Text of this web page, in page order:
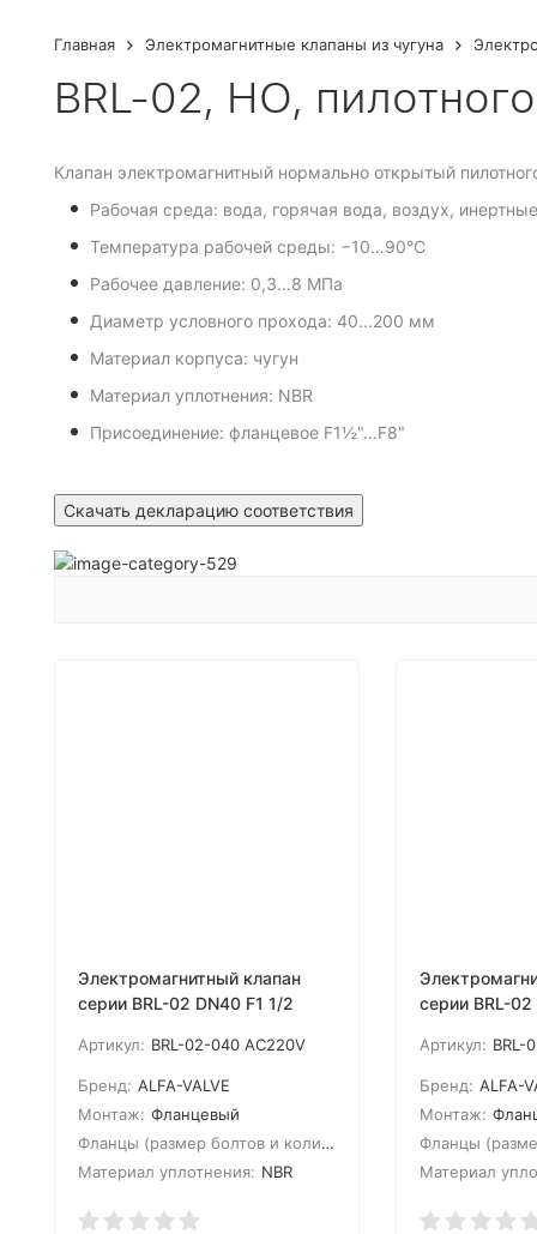
Главная Электромагнитные клапаны из чугуна
BRL-02, НО,
Клапан электромагнитный нормально открытый
Рабочая среда: вода, горячая вода, воздух,
Температура рабочей среды: −10…90°С
Рабочее давление: 0,3...8 МПа
Диаметр условного прохода: 40...200 мм
Материал корпуса: чугун
Материал уплотнения: NBR
Присоединение: фланцевое F1½"…F8"
Электромагнитный клапан
серии BRL-02 DN40 F1 1/2
Артикул: BRL-02-040 AC220V
Бренд: ALFA-VALVE
Монтаж: Фланцевый
Фланцы (размер болтов и количество):
М16*4
Материал уплотнения: NBR
серии BRL-
Артикул: BRL-
Бренд: ALFA-
Монтаж:
Материал